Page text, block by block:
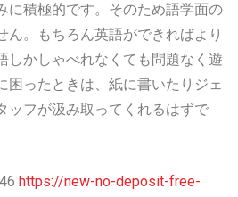
に積極的です。そのため語学面の
ん。もちろん英語ができればより
しかしゃべれなくても問題なく遊
困ったときは、紙に書いたりジェ
ッフが汲み取ってくれるはずで
https://new-no-deposit-free-